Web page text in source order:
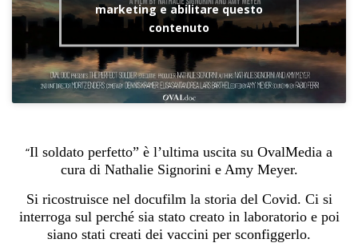
marketing e abilitare questo
contenuto
“Il soldato perfetto” è l’ultima uscita su OvalMedia a
cura di Nathalie Signorini e Amy Meyer.
Si ricostruisce nel docufilm la storia del Covid. Ci si
interroga sul perché sia stato creato in laboratorio e poi
siano stati creati dei vaccini per sconfiggerlo.